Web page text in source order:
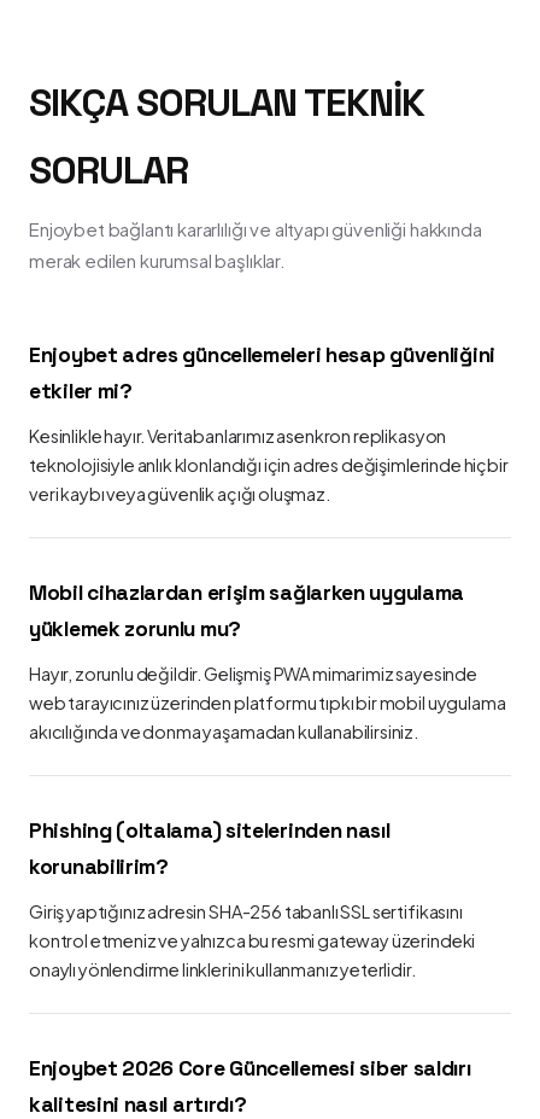
SIKÇA SORULAN TEKNIK
SORULAR
Enjoybet bağlantı kararlılığı ve altyapı güvenliği hakkında
merak edilen kurumsal başlıklar.
Enjoybet adres güncellemeleri hesap güvenliğini
etkiler mi?
Kesinlikle hayır. Veritabanlarımız asenkron replikasyon
teknolojisiyle anlık klonlandığı için adres değişimlerinde hiçbir
veri kaybı veya güvenlik açığı oluşmaz.
Mobil cihazlardan erişim sağlarken uygulama
yüklemek zorunlu mu?
Hayır, zorunlu değildir. Gelişmiş PWA mimarimiz sayesinde
web tarayıcınız üzerinden platformu tıpkı bir mobil uygulama
akıcılığında ve donma yaşamadan kullanabilirsiniz.
Phishing (oltalama) sitelerinden nasıl
korunabilirim?
Giriş yaptığınız adresin SHA-256 tabanlı SSL sertifikasını
kontrol etmeniz ve yalnızca bu resmi gateway üzerindeki
onaylı yönlendirme linklerini kullanmanız yeterlidir.
Enjoybet 2026 Core Güncellemesi siber saldırı
kalitesini nasıl artırdı?